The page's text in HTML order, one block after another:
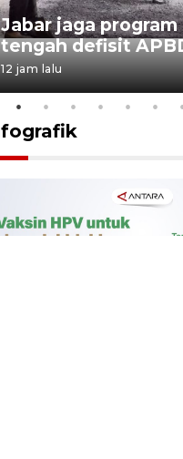
Jabar jaga
tengah defisit
12 jam lalu